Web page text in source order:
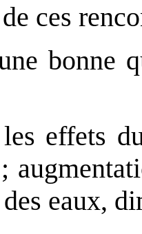
ces
bonne
effets
eaux,